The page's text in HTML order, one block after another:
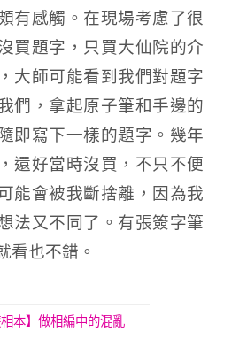
有感觸。在現場考慮了很
買題字，只買大仙院的介
大師可能看到我們對題字
們，拿起原子筆和手邊的
即寫下一樣的題字。幾年
還好當時沒買，不只不便
能會被我斷捨離，因為我
法又不同了。有張簽字筆
看也不錯。
相本】做相編中的混亂